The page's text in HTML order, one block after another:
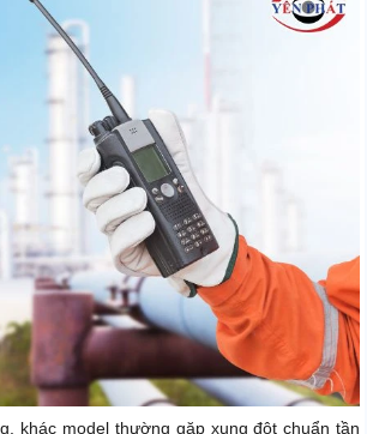
khác model thường gặp xung đột chuẩn tần